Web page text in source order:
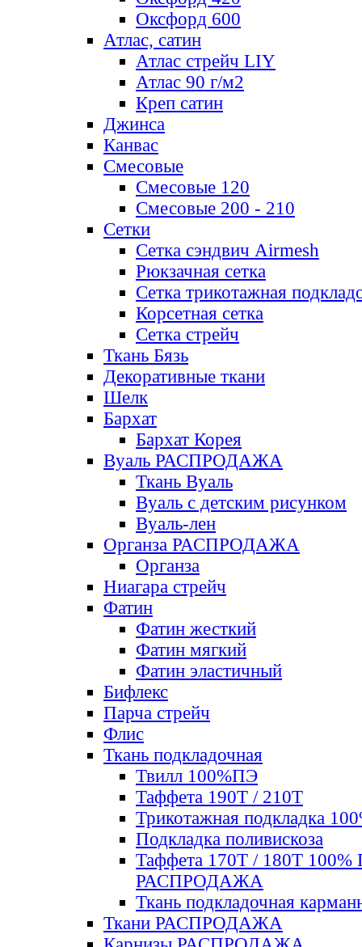
Оксфорд 600
Атлас, сатин
Атлас стрейч LIY
Атлас 90 г/м2
Креп сатин
Джинса
Канвас
Смесовые
Смесовые 120
Смесовые 200 - 210
Сетки
Сетка сэндвич Airmesh
Рюкзачная сетка
Сетка трикотажная
Корсетная сетка
Сетка стрейч
Ткань Бязь
Декоративные ткани
Шелк
Бархат
Бархат Корея
Вуаль РАСПРОДАЖА
Ткань Вуаль
Вуаль с детским рисунком
Вуаль-лен
Органза РАСПРОДАЖА
Органза
Ниагара стрейч
Фатин
Фатин жесткий
Фатин мягкий
Фатин элаcтичный
Бифлекс
Парча стрейч
Флис
Ткань подкладочная
Твилл 100%ПЭ
Таффета 190Т / 210Т
Трикотажная подкладка
Подкладка поливискоза
Таффета 170Т / 180Т 100%
РАСПРОДАЖА
Ткань подкладочная
Ткани РАСПРОДАЖА